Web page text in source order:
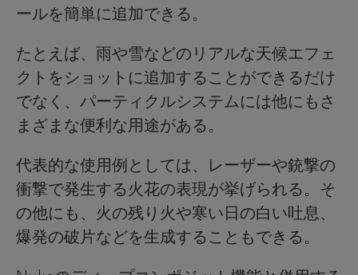
ールを簡単に追加できる。
たとえば、雨や雪などのリアルな天候エフェ
クトをショットに追加することができるだけ
でなく、パーティクルシステムには他にもさ
まざまな便利な用途がある。
代表的な使用例としては、レーザーや銃撃の
衝撃で発生する火花の表現が挙げられる。そ
の他にも、火の残り火や寒い日の白い吐息、
爆発の破片などを生成することもできる。